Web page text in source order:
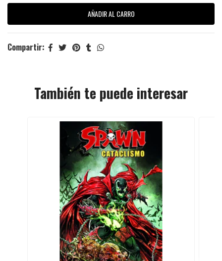
Compartir:
También te puede interesar